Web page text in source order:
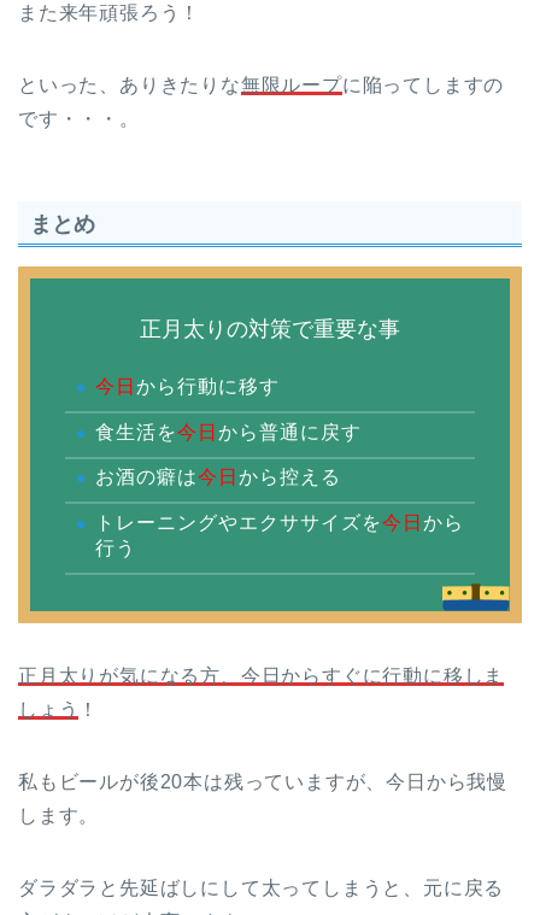
また来年頑張ろう！
といった、ありきたりな無限ループに陥ってしますの
です・・・。
まとめ
正月太りの対策で重要な事
今日 から行動に移す
食生活を今日 から普通に戻す
お酒の癖は今日 から控える
トレーニングやエクササイズを今日 から
行う
正月太りが気になる方、今日からすぐに行動に移しま
しょう
！
私もビールが後20本は残っていますが、今日から我慢
します。
ダラダラと先延ばしにして太ってしまうと、元に戻る